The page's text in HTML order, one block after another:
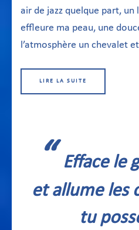
air de jazz quelque part,
effleure ma peau, une
l’atmosphère un chevalet
LIRE LA SUITE
“ Efface le
et allume les
tu